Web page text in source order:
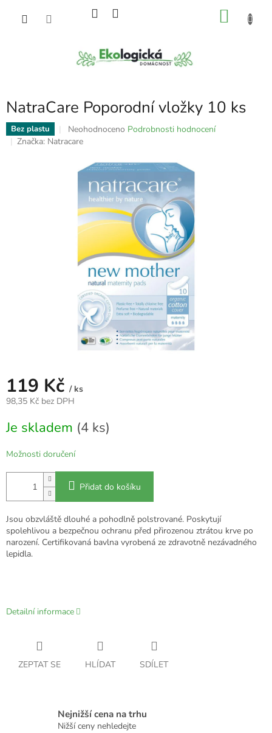
NatraCare Poporodní vložky 10 ks
Bez plastu
Průměrné
hodnocení
0,0
hvězdiček.
Neohodnoceno Podrobnosti hodnocení
Značka: Natracare
119 Kč / ks
98,35 Kč bez DPH
cena:
Je skladem (4 ks)
Možnosti doručení
Přidat do košíku
Jsou obzvláště dlouhé a pohodlně polstrované. Poskytují
spolehlivou a bezpečnou ochranu před přirozenou ztrátou krve po
narození. Certifikovaná bavlna vyrobená ze zdravotně nezávadného
lepidla.
Detailní informace
ZEPTAT SE HLÍDAT SDÍLET
Nejnižší cena na trhu
Nižší ceny nehledejte